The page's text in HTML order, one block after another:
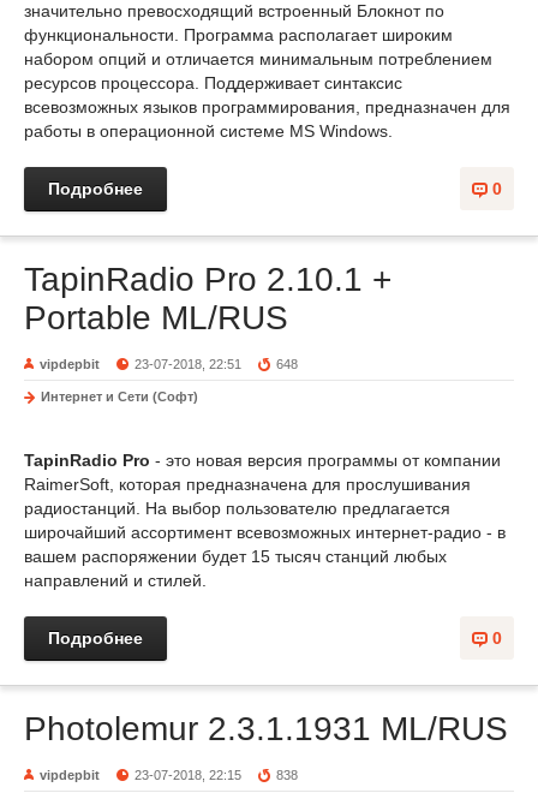
значительно превосходящий встроенный Блокнот по
функциональности. Программа располагает широким
набором опций и отличается минимальным потреблением
ресурсов процессора. Поддерживает синтаксис
всевозможных языков программирования, предназначен для
работы в операционной системе MS Windows.
0
Подробнее
TapinRadio Pro 2.10.1 +
Portable ML/RUS
vipdepbit 23-07-2018, 22:51 648
Интернет и Сети (Софт)
TapinRadio Pro - это новая версия программы от компании
RaimerSoft, которая предназначена для прослушивания
радиостанций. На выбор пользователю предлагается
широчайший ассортимент всевозможных интернет-радио - в
вашем распоряжении будет 15 тысяч станций любых
направлений и стилей.
0
Подробнее
Photolemur 2.3.1.1931 ML/RUS
vipdepbit 23-07-2018, 22:15 838